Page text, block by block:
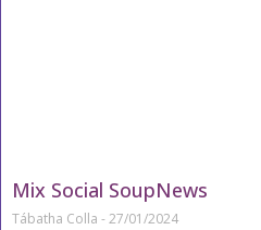
Mix Social SoupNews
Tábatha Colla 27/01/2024